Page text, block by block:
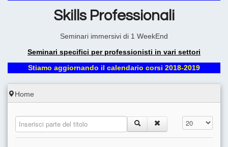
Skills Professionali
Seminari immersivi di 1 WeekEnd
Seminari specifici per professionisti in vari settori
Stiamo aggiornando il calendario corsi 2018-2019
Home
Inserisci parte del titolo Visualizza n.